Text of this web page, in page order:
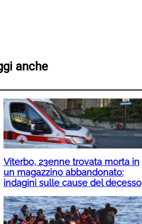
anche
Viterbo, 23enne trovata morta in
un magazzino abbandonato:
indagini sulle cause del decesso